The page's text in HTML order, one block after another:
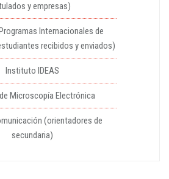
y empresas)
Internacionales de
recibidos y enviados)
Instituto IDEAS
Microscopía Electrónica
(orientadores de
secundaria)